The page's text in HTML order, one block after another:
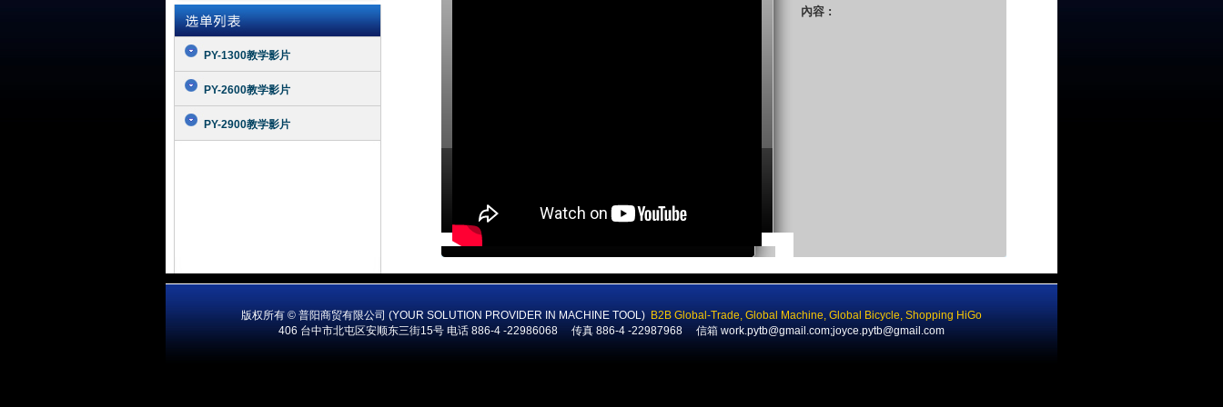
PY-1300教学影片
PY-2600教学影片
PY-2900教学影片
內容 :
版权所有 © 普阳商贸有限公司 (YOUR SOLUTION PROVIDER IN MACHINE TOOL) B2B Global-Trade, Global Machine, Global Bicycle, Shopping HiGo
406 台中市北屯区安顺东三街15号 电话 886-4 -22986068 传真 886-4 -22987968 信箱 work.pytb@gmail.com;joyce.pytb@gmail.com